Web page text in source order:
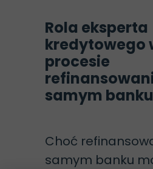
Rola eksperta
kredytowego
procesie
samym banku
Choć
samym banku